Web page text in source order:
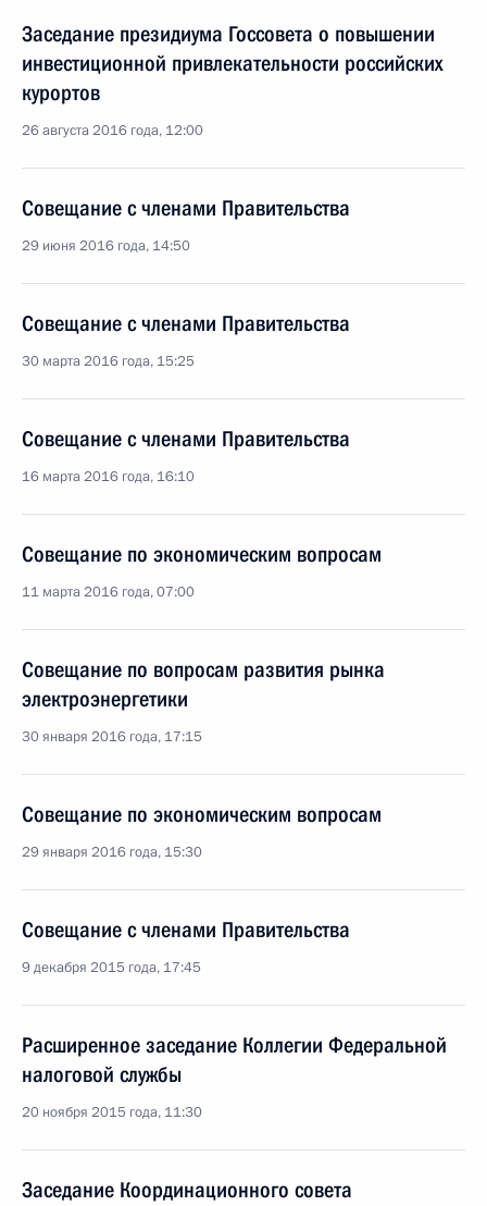
Заседание президиума Госсовета о повышении
инвестиционной привлекательности российских
курортов
26 августа 2016 года, 12:00
Совещание с членами Правительства
29 июня 2016 года, 14:50
Совещание с членами Правительства
30 марта 2016 года, 15:25
Совещание с членами Правительства
16 марта 2016 года, 16:10
Совещание по экономическим вопросам
11 марта 2016 года, 07:00
Совещание по вопросам развития рынка
электроэнергетики
30 января 2016 года, 17:15
Совещание по экономическим вопросам
29 января 2016 года, 15:30
Совещание с членами Правительства
9 декабря 2015 года, 17:45
Расширенное заседание Коллегии Федеральной
налоговой службы
20 ноября 2015 года, 11:30
Заседание Координационного совета